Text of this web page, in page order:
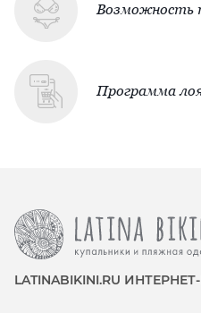
Возможность
Программа
LATINABIKINI.RU